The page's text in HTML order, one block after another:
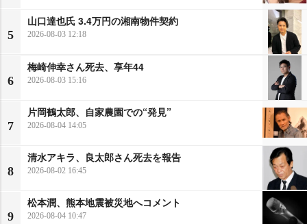
5
山口達也氏 3.4万円の湘南物件契約
2026-08-03 12:18
6
梅崎伸幸さん死去、享年44
2026-08-03 15:16
7
片岡鶴太郎、自家農園での“発見”
2026-08-04 14:05
8
清水アキラ、良太郎さん死去を報告
2026-08-02 16:45
9
松本潤、熊本地震被災地へコメント
2026-08-04 10:47